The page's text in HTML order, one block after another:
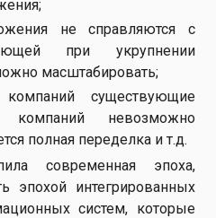
не справляются с
при укрупнении
масштабировать;
существующие
компаний невозможно
полная переделка и т.д.
современная эпоха,
эпохой интегрированных
систем, которые